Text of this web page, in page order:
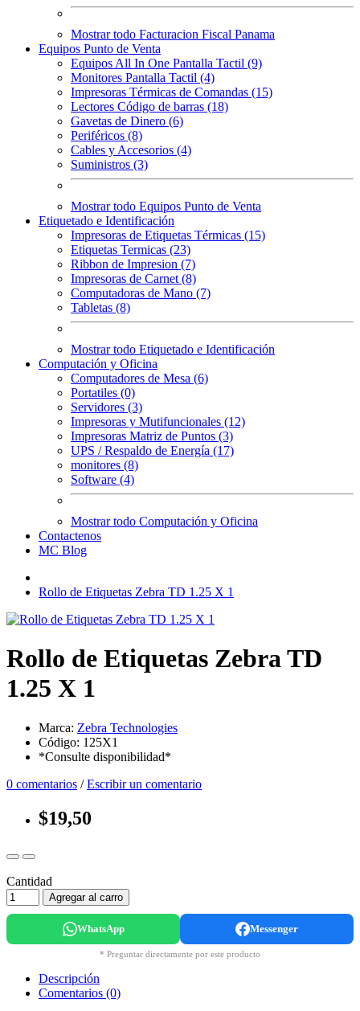
Mostrar todo Facturacion Fiscal Panama
Equipos Punto de Venta
Equipos All In One Pantalla Tactil (9)
Monitores Pantalla Tactil (4)
Impresoras Térmicas de Comandas (15)
Lectores Código de barras (18)
Gavetas de Dinero (6)
Periféricos (8)
Cables y Accesorios (4)
Suministros (3)
Mostrar todo Equipos Punto de Venta
Etiquetado e Identificación
Impresoras de Etiquetas Térmicas (15)
Etiquetas Termicas (23)
Ribbon de Impresion (7)
Impresoras de Carnet (8)
Computadoras de Mano (7)
Tabletas (8)
Mostrar todo Etiquetado e Identificación
Computación y Oficina
Computadores de Mesa (6)
Portatiles (0)
Servidores (3)
Impresoras y Mutifuncionales (12)
Impresoras Matriz de Puntos (3)
UPS / Respaldo de Energía (17)
monitores (8)
Software (4)
Mostrar todo Computación y Oficina
Contactenos
MC Blog
Rollo de Etiquetas Zebra TD 1.25 X 1
Rollo de Etiquetas Zebra TD
1.25 X 1
Marca: Zebra Technologies
Código: 125X1
*Consulte disponibilidad*
0 comentarios /Escribir un comentario
$19,50
Cantidad
Agregar al carro
WhatsApp Messenger
* Preguntar directamente por este producto
Descripción
Comentarios (0)